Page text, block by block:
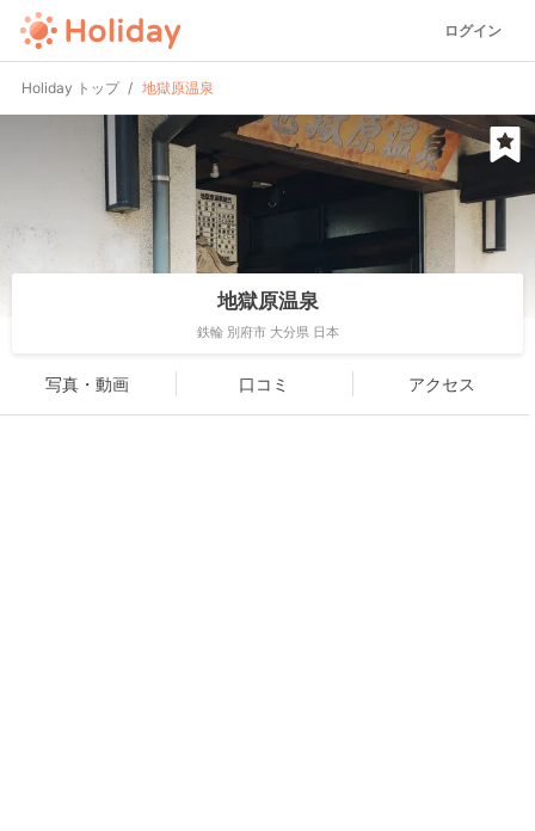
ログイン
Holiday トップ 地獄原温泉
地獄原温泉
鉄輪 別府市 大分県 日本
写真・動画 口コミ アクセス